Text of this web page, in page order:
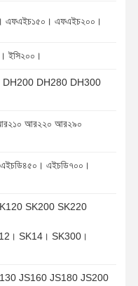
এফএইচ১৫০। এফএইচ২০০।
ইসি২০০।
DH280 DH300
আর২২০ আর২৯০
এইচডি৭০০।
SK200 SK220
SK14। SK300।
JS160 JS180 JS200